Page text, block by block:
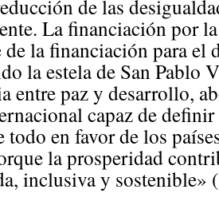
de las
La financiación por
de la financiación para el
la estela de San Pablo
entre paz y desarrollo,
capaz de definir
todo en favor de los
la prosperidad
inclusiva y sostenible»